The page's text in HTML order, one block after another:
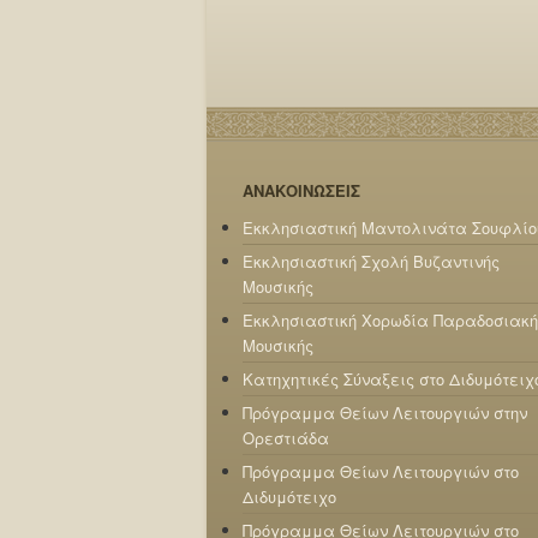
ΑΝΑΚΟΙΝΩΣΕΙΣ
Εκκλησιαστική Μαντολινάτα
Εκκλησιαστική Σχολή Βυζαντινής
Μουσικής
Εκκλησιαστική Χορωδία
Μουσικής
Κατηχητικές Σύναξεις στο
Πρόγραμμα Θείων Λειτουργιών στην
Ορεστιάδα
Πρόγραμμα Θείων Λειτουργιών στο
Διδυμότειχο
Πρόγραμμα Θείων Λειτουργιών στο